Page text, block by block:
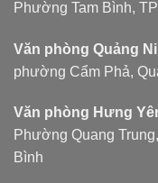
Phường Tam Bình,
Văn phòng Quảng
phường Cẩm Phả,
Văn phòng Hưng
Phường Quang
Bình